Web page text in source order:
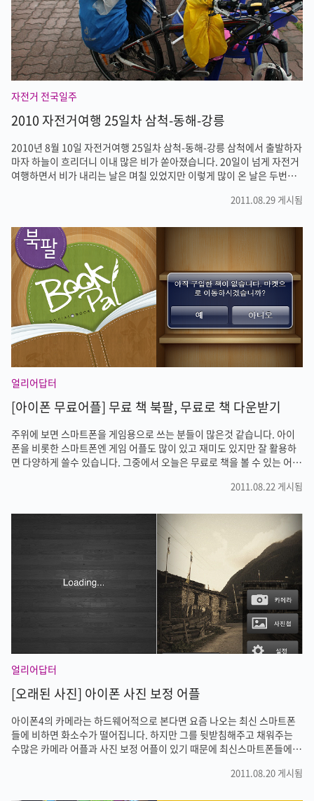
자전거 전국일주
2010 자전거여행 25일차 삼척-동해-강릉
2010년 8월 10일 자전거여행 25일차 삼척-동해-강릉 삼척에서 출발하자
마자 하늘이 흐리더니 이내 많은 비가 쏟아졌습니다. 20일이 넘게 자전거
여행하면서 비가 내리는 날은 며칠 있었지만 이렇게 많이 온 날은 두번째
인이 있는 남원에서 하룻밤 묵으면서 비가 그치기를 기다렸지만 삼척에서
를 입고, 짐은 패니어와 비닐팩으로 무장했습니다. 패니어에 방수포로 덮
었지만 속에 들어있는 전자기기들은 비닐로 한번 더 감싸고 출발했습니
다. 삼척에서 동해까지는 먼 거리는 아니었기에 쉽게 도착할수 있었습니
다. 저는 괜찮았지만 여자친구는 많이 힘들어하는 모습이었습니다. 전날
뜨거운 태..
2011.08.29 게시됨
얼리어답터
[아이폰 무료어플] 무료 책 북팔, 무료로 책 다운받기
주위에 보면 스마트폰을 게임용으로 쓰는 분들이 많은것 같습니다. 아이
폰을 비롯한 스마트폰엔 게임 어플도 많이 있고 재미도 있지만 잘 활용하
면 다양하게 쓸수 있습니다. 그중에서 오늘은 무료로 책을 볼 수 있는 어플
대부분 단행본 형태였습니다. 하지만 오늘 소개해드릴 [무료책 북팔] 어플
수 있습니다. 북팔 어플을 실행해봤습니다. 아직 구입한 책이 없다고 나오
는군요. 북팔 어플에서 책을 구입(다운)하기 위해서는 [마켓]으로 이동해
야 합니다. 수십종의 책이 마트에 있습니다. 읽고 싶은 책을 골라 표지를
클릭하면 내 책장으로 다운이 시작됩니다. 미국에선 전자책 시장이 활성
2011.08.22 게시됨
얼리어답터
[오래된 사진] 아이폰 사진 보정 어플
아이폰4의 카메라는 하드웨어적으로 본다면 요즘 나오는 최신 스마트폰
들에 비하면 화소수가 떨어집니다. 하지만 그를 뒷받침해주고 채워주는
수많은 카메라 어플과 사진 보정 어플이 있기 때문에 최신스마트폰들에
하는 사진을 얻을수 없는 스마트폰에 비하면 아이폰4의 카메라 기능과 사
2011.08.20 게시됨